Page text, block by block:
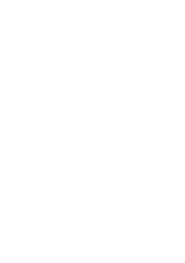
Wert ein